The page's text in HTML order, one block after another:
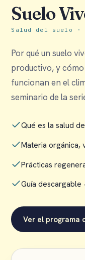
Suelo
Salud del suelo
Por qué un suelo
productivo, y
funcionan en el
seminario de la
Qué es la salud
Materia orgánica,
Prácticas
Guía
Ver el programa